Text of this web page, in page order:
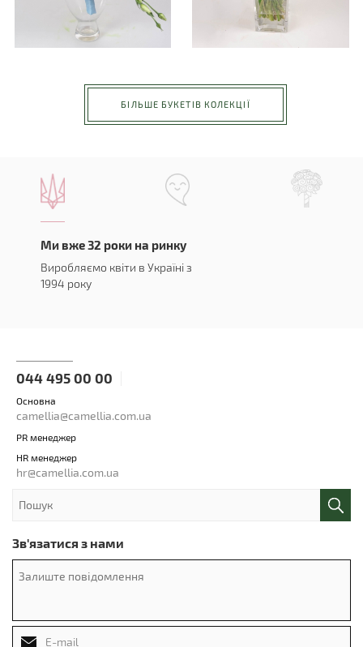
БІЛЬШЕ БУКЕТІВ КОЛЕКЦІЇ
Ми вже 32 роки на ринку
Виробляємо квіти в Україні з
1994 року
044 495 00 00
Основна
camellia@camellia.com.ua
PR менеджер
HR менеджер
hr@camellia.com.ua
Зв'язатися з нами